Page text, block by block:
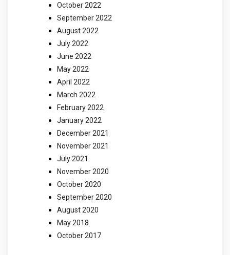
October 2022
September 2022
August 2022
July 2022
June 2022
May 2022
April 2022
March 2022
February 2022
January 2022
December 2021
November 2021
July 2021
November 2020
October 2020
September 2020
August 2020
May 2018
October 2017